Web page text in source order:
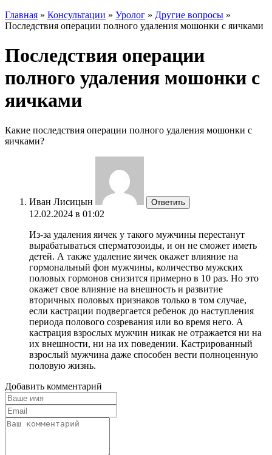
Главная » Консультации » Уролог » Другие вопросы »
Последствия операции полного удаления мошонки с яичками
Последствия операции
полного удаления мошонки с
яичками
Какие последствия операции полного удаления мошонки с
яичками?
Иван Лисицын Ответить
12.02.2024 в 01:02
Из-за удаления яичек у такого мужчины перестанут
вырабатываться сперматозоиды, и он не сможет иметь
детей. А также удаление яичек окажет влияние на
гормональный фон мужчины, количество мужских
половых гормонов снизится примерно в 10 раз. Но это
окажет свое влияние на внешность и развитие
вторичных половых признаков только в том случае,
если кастрации подвергается ребенок до наступления
периода полового созревания или во время него. А
кастрация взрослых мужчин никак не отражается ни на
их внешности, ни на их поведении. Кастрированный
взрослый мужчина даже способен вести полноценную
половую жизнь.
Добавить комментарий